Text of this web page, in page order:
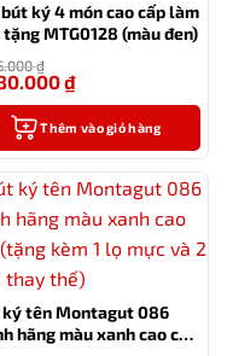
ký 4 món cao cấp làm
tặng MTG0128 (màu đen)
₫
₫
Thêm vào giỏ hàng
ký tên Montagut 086
hãng màu xanh cao cấp